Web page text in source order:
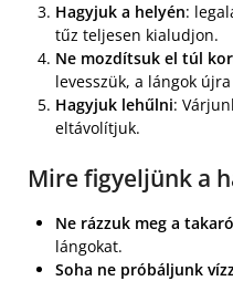
Hagyjuk a helyén:
tűz teljesen kialudjon.
Ne mozdítsuk el túl
levesszük, a lángok
Hagyjuk lehűlni:
eltávolítjuk.
Mire figyeljünk a
Ne rázzuk meg a
lángokat.
Soha ne próbáljunk